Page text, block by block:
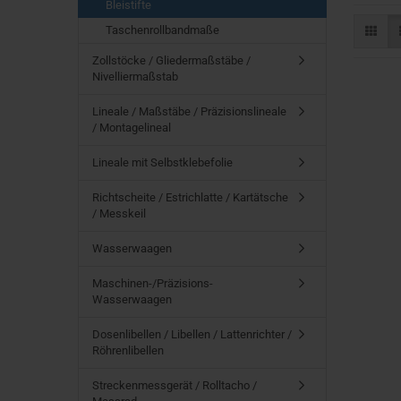
Bleistifte
Taschenrollbandmaße
Zollstöcke / Gliedermaßstäbe /
Nivelliermaßstab
Lineale / Maßstäbe / Präzisionslineale
/ Montagelineal
Lineale mit Selbstklebefolie
Richtscheite / Estrichlatte / Kartätsche
/ Messkeil
Wasserwaagen
Maschinen-/Präzisions-
Wasserwaagen
Dosenlibellen / Libellen / Lattenrichter /
Röhrenlibellen
Streckenmessgerät / Rolltacho /